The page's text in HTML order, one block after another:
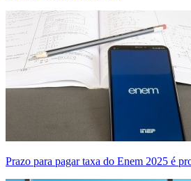
Prazo para pagar taxa do Enem 2025 é